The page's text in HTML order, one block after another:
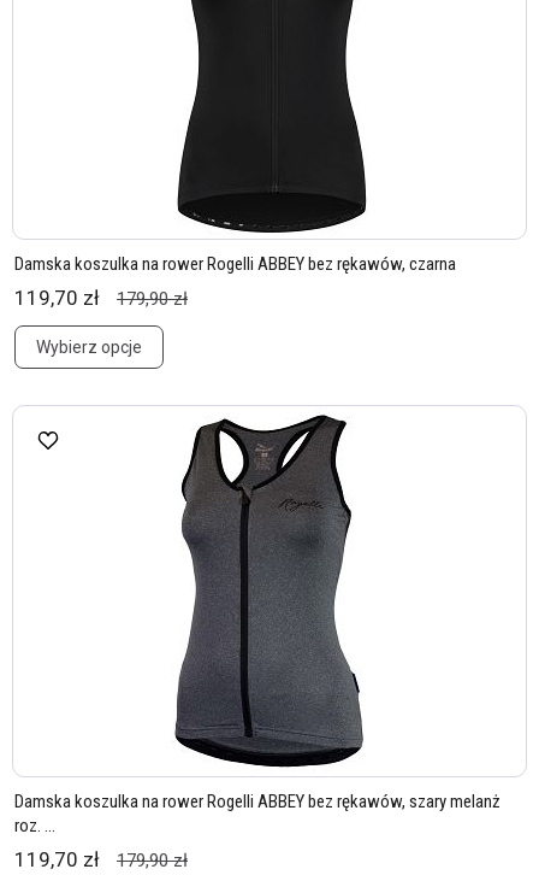
Damska koszulka na rower Rogelli ABBEY bez rękawów, czarna
119,70 zł 179,90 zł
Wybierz opcje
Damska koszulka na rower Rogelli ABBEY bez rękawów, szary melanż
roz. ...
119,70 zł 179,90 zł